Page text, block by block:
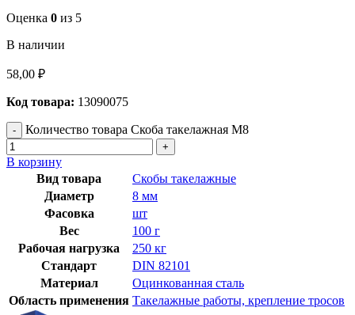
Оценка 0 из 5
В наличии
58,00 ₽
Код товара: 13090075
Количество товара Скоба такелажная М8
В корзину
Вид товара
Скобы такелажные
Диаметр
8 мм
Фасовка
шт
Вес
100 г
Рабочая нагрузка
250 кг
Стандарт
DIN 82101
Материал
Оцинкованная сталь
Область применения Такелажные работы, крепление тросов